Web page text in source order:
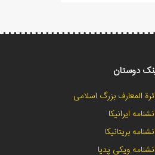
دوستان
المعارف بزرگ اسلامی
ایرانیکا
بریتانیکا
ویکی پدیا